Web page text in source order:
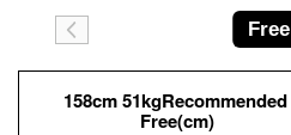
Free
158cm 51kgRecommended
Free(cm)